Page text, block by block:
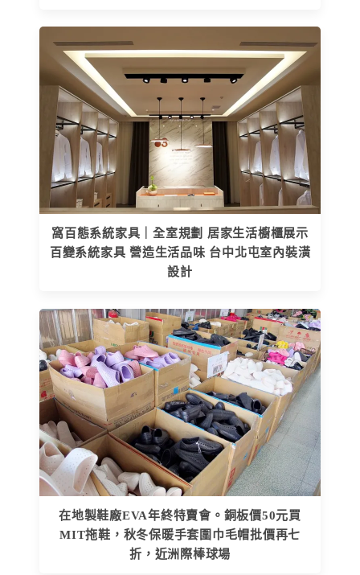
窩百態系統家具｜全室規劃 居家生活櫥櫃展示
百變系統家具 營造生活品味 台中北屯室內裝潢
設計
在地製鞋廠EVA年終特賣會。銅板價50元買
MIT拖鞋，秋冬保暖手套圍巾毛帽批價再七
折，近洲際棒球場